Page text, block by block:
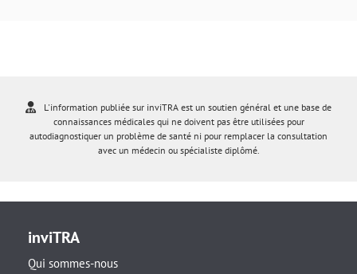
L'information publiée sur inviTRA est un soutien général et une base de
connaissances médicales qui ne doivent pas être utilisées pour
autodiagnostiquer un problème de santé ni pour remplacer la consultation
avec un médecin ou spécialiste diplômé.
inviTRA
Qui sommes-nous